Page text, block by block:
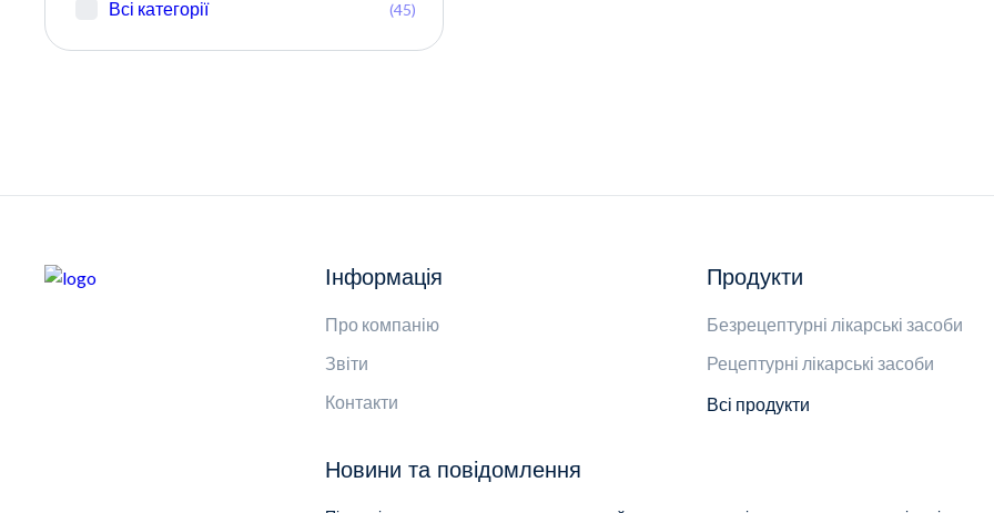
Всі категорії (45)
Інформація
Про компанію
Звіти
Контакти
Продукти
Безрецептурні лікарські засоби
Рецептурні лікарські засоби
Всі продукти
Новини та повідомлення